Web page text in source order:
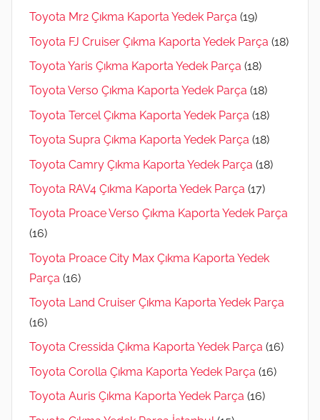
Toyota Mr2 Çıkma Kaporta Yedek Parça (19)
Toyota FJ Cruiser Çıkma Kaporta Yedek Parça (18)
Toyota Yaris Çıkma Kaporta Yedek Parça (18)
Toyota Verso Çıkma Kaporta Yedek Parça (18)
Toyota Tercel Çıkma Kaporta Yedek Parça (18)
Toyota Supra Çıkma Kaporta Yedek Parça (18)
Toyota Camry Çıkma Kaporta Yedek Parça (18)
Toyota RAV4 Çıkma Kaporta Yedek Parça (17)
Toyota Proace Verso Çıkma Kaporta Yedek Parça
(16)
Toyota Proace City Max Çıkma Kaporta Yedek
Parça (16)
Toyota Land Cruiser Çıkma Kaporta Yedek Parça
(16)
Toyota Cressida Çıkma Kaporta Yedek Parça (16)
Toyota Corolla Çıkma Kaporta Yedek Parça (16)
Toyota Auris Çıkma Kaporta Yedek Parça (16)